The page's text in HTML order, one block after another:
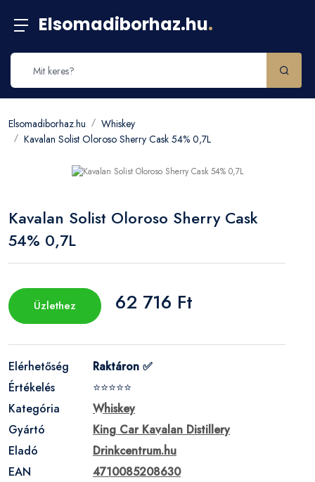
Elsomadiborhaz.hu.
Elsomadiborhaz.hu
Whiskey
Kavalan Solist Oloroso Sherry Cask 54% 0,7L
Kavalan Solist Oloroso Sherry Cask
54% 0,7L
Üzlethez 62 716 Ft
Elérhetőség
Raktáron ✅
Értékelés
⭐⭐⭐⭐⭐
Kategória
Whiskey
Gyártó
King Car Kavalan Distillery
Eladó
Drinkcentrum.hu
EAN
4710085208630